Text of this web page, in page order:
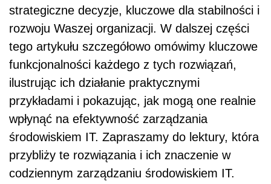
strategiczne decyzje, kluczowe dla stabilności i
rozwoju Waszej organizacji. W dalszej części
tego artykułu szczegółowo omówimy kluczowe
funkcjonalności każdego z tych rozwiązań,
ilustrując ich działanie praktycznymi
przykładami i pokazując, jak mogą one realnie
wpłynąć na efektywność zarządzania
środowiskiem IT. Zapraszamy do lektury, która
przybliży te rozwiązania i ich znaczenie w
codziennym zarządzaniu środowiskiem IT.